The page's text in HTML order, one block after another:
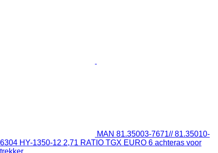
MAN 81.35003-7671// 81.35010-
6304 HY-1350-12 2,71 RATIO TGX EURO 6 achteras voor